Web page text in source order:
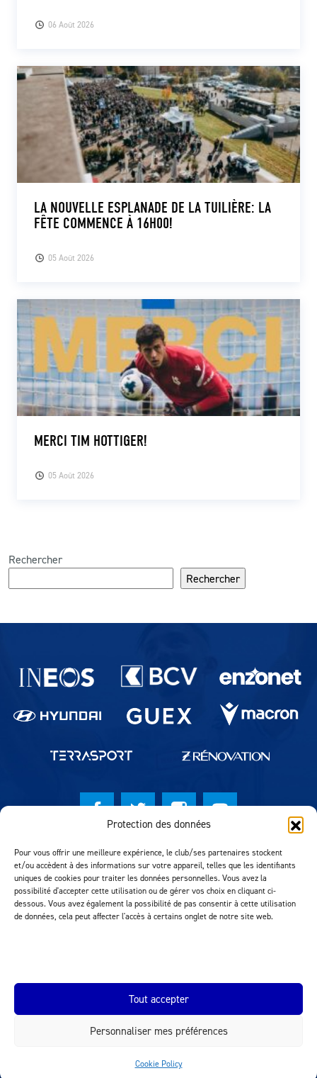
Protection des données
Pour vous offrir une meilleure expérience, le club/ses partenaires stockent
et/ou accèdent à des informations sur votre appareil, telles que les identifiants
uniques de cookies pour traiter les données personnelles. Vous avez la
possibilité d'accepter cette utilisation ou de gérer vos choix en cliquant ci-
dessous. Vous avez également la possibilité de pas consentir à cette utilisation
de données, cela peut affecter l'accès à certains onglet de notre site web.
Tout accepter
Personnaliser mes préférences
Cookie Policy
06 Août 2026
05 Août 2026
LA NOUVELLE ESPLANADE DE LA TUILIÈRE: LA
FÊTE COMMENCE À 16H00!
05 Août 2026
MERCI TIM HOTTIGER!
Rechercher
Rechercher
Partenaires du lausanne-Sport
© Lausanne Sport Football Club 2026
Réalisation MTM Agency